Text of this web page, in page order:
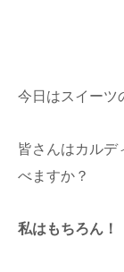
今日はスイーツ
皆さんはカルデ
べますか？
私はもちろん！